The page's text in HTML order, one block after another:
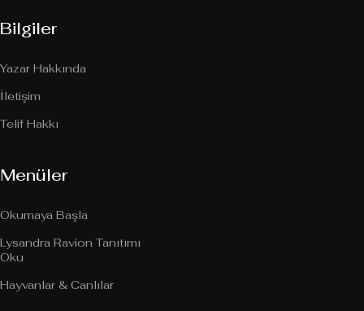
Bilgiler
Yazar Hakkında
İletişim
Telif Hakkı
Menüler
Okumaya Başla
Lysandra Ravion Tanıtımı
Oku
Hayvanlar & Canlılar